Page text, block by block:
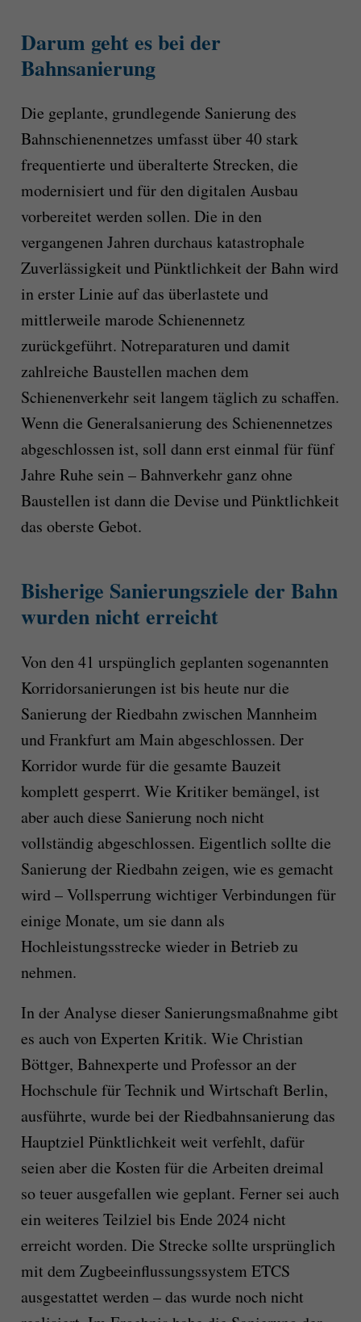
Darum geht es bei der
Bahnsanierung
Die geplante, grundlegende Sanierung des
Bahnschienennetzes umfasst über 40 stark
frequentierte und überalterte Strecken, die
modernisiert und für den digitalen Ausbau
vorbereitet werden sollen. Die in den
vergangenen Jahren durchaus katastrophale
Zuverlässigkeit und Pünktlichkeit der Bahn wird
in erster Linie auf das überlastete und
mittlerweile marode Schienennetz
zurückgeführt. Notreparaturen und damit
zahlreiche Baustellen machen dem
Schienenverkehr seit langem täglich zu schaffen.
Wenn die Generalsanierung des Schienennetzes
abgeschlossen ist, soll dann erst einmal für fünf
Jahre Ruhe sein – Bahnverkehr ganz ohne
Baustellen ist dann die Devise und Pünktlichkeit
das oberste Gebot.
Bisherige Sanierungsziele der Bahn
wurden nicht erreicht
Von den 41 urspünglich geplanten sogenannten
Korridorsanierungen ist bis heute nur die
Sanierung der Riedbahn zwischen Mannheim
und Frankfurt am Main abgeschlossen. Der
Korridor wurde für die gesamte Bauzeit
komplett gesperrt. Wie Kritiker bemängel, ist
aber auch diese Sanierung noch nicht
vollständig abgeschlossen. Eigentlich sollte die
Sanierung der Riedbahn zeigen, wie es gemacht
wird – Vollsperrung wichtiger Verbindungen für
einige Monate, um sie dann als
Hochleistungsstrecke wieder in Betrieb zu
nehmen.
In der Analyse dieser Sanierungsmaßnahme gibt
es auch von Experten Kritik. Wie Christian
Böttger, Bahnexperte und Professor an der
Hochschule für Technik und Wirtschaft Berlin,
ausführte, wurde bei der Riedbahnsanierung das
Hauptziel Pünktlichkeit weit verfehlt, dafür
seien aber die Kosten für die Arbeiten dreimal
so teuer ausgefallen wie geplant. Ferner sei auch
ein weiteres Teilziel bis Ende 2024 nicht
erreicht worden. Die Strecke sollte ursprünglich
mit dem Zugbeeinflussungssystem ETCS
ausgestattet werden – das wurde noch nicht